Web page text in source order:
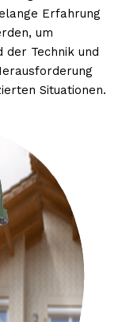
Erfahrung
um
der Technik und
Situationen.